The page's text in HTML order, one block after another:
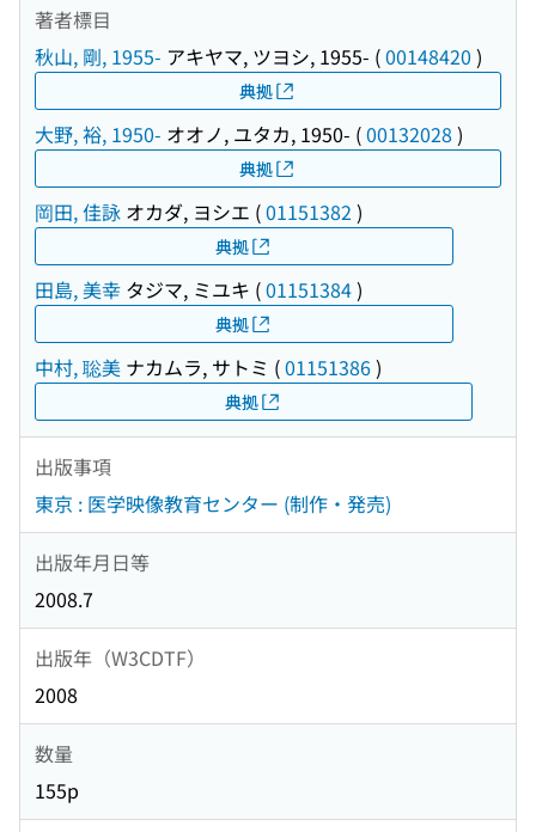
著者標目
秋山, 剛, 1955- アキヤマ, ツヨシ, 1955- (00148420 )
典拠
大野, 裕, 1950- オオノ, ユタカ, 1950- (00132028 )
典拠
岡田, 佳詠 オカダ, ヨシエ (01151382 )
典拠
田島, 美幸 タジマ, ミユキ (01151384)
典拠
中村, 聡美 ナカムラ, サトミ (01151386)
典拠
出版事項
東京 : 医学映像教育センター (制作・発売)
出版年月日等
2008.7
出版年（W3CDTF）
2008
数量
155p